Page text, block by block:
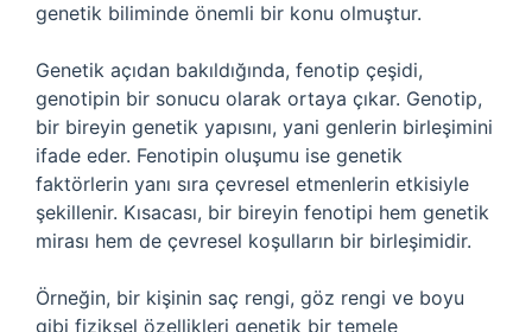
genetik biliminde önemli bir konu olmuştur.
Genetik açıdan bakıldığında, fenotip çeşidi,
genotipin bir sonucu olarak ortaya çıkar. Genotip,
bir bireyin genetik yapısını, yani genlerin birleşimini
ifade eder. Fenotipin oluşumu ise genetik
faktörlerin yanı sıra çevresel etmenlerin etkisiyle
şekillenir. Kısacası, bir bireyin fenotipi hem genetik
mirası hem de çevresel koşulların bir birleşimidir.
Örneğin, bir kişinin saç rengi, göz rengi ve boyu
gibi fiziksel özellikleri genetik bir temele